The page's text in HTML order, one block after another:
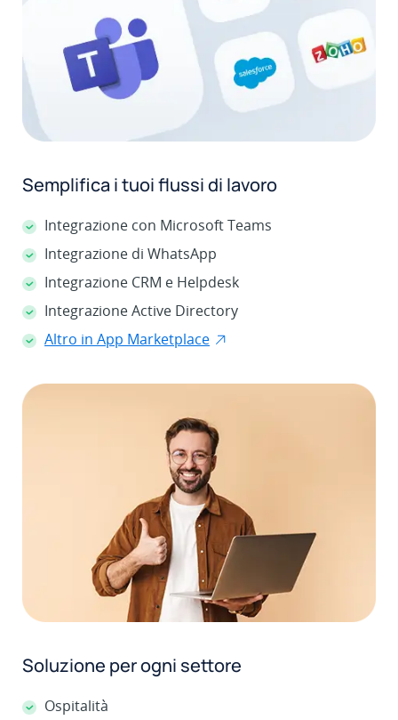
Semplifica i tuoi flussi di lavoro
Integrazione con Microsoft Teams
Integrazione di WhatsApp
Integrazione CRM e Helpdesk
Integrazione Active Directory
Altro in App Marketplace
Soluzione per ogni settore
Ospitalità